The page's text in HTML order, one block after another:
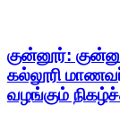
குன்னூர்:
கல்லூரி
வழங்கும்